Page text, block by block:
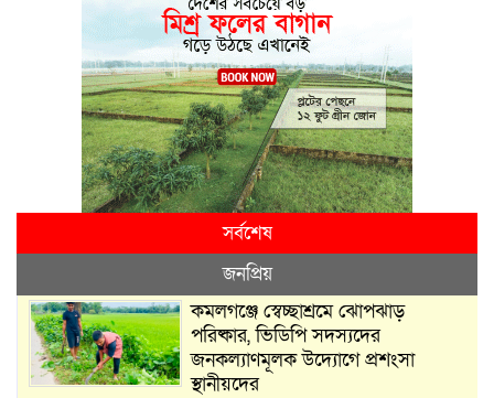
সর্বশেষ
জনপ্রিয়
কমলগঞ্জে স্বেচ্ছাশ্রমে ঝোপঝাড়
পরিষ্কার, ভিডিপি সদস্যদের
জনকল্যাণমূলক উদ্যোগে প্রশংসা
স্থানীয়দের